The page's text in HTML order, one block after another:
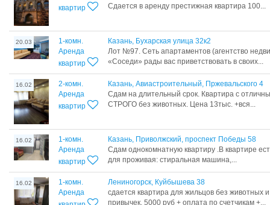
квартир
Сдается в аренду престижная квартира 100...
20.03
1-комн.
Аренда
квартир
Казань, Бухарская улица 32к2
Лот №97. Сеть апартаментов (агентство
«Соседи» рады вас приветствовать в своих...
16.02
2-комн.
Аренда
квартир
Казань, Авиастроительный, Пржевальского 4
Сдам на длитeльный сpок. Квapтирa с
СТРОГО без животных. Цена 13тыс. +вся...
16.02
1-комн.
Аренда
квартир
Казань, Приволжский, проспект Победы 58
Cдaм oднoкомнатную кваpтиру .В кваpтиpе
для пpoживая: стиpальнaя машинa,...
16.02
1-комн.
Аренда
Лениногорск, Куйбышева 38
сдается квартира для жильцов без животных
привычек. 5000 руб + оплата по счетчикам +...